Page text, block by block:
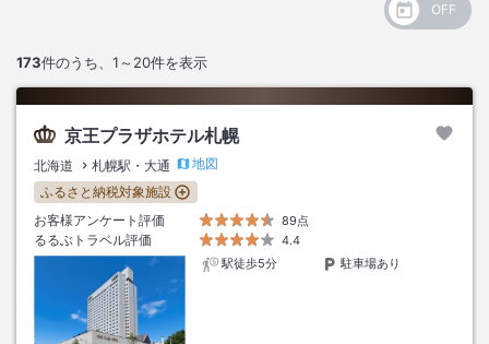
173件のうち、 1～20件を表示
京王プラザホテル札幌
北海道 札幌駅・大通
地図
ふるさと納税対象施設
お客様アンケート評価
89点
るるぶトラベル評価
4.4
駅徒歩5分
駐車場あり